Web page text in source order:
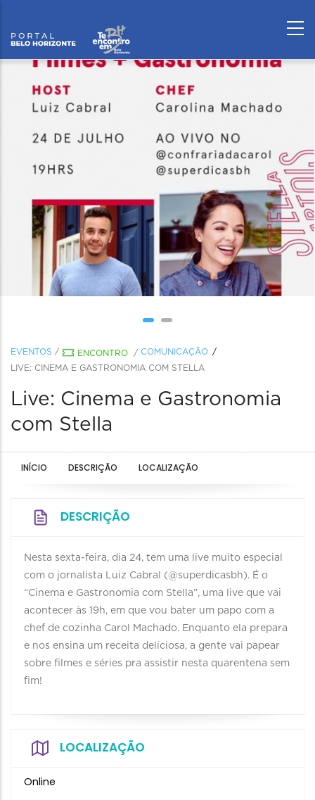
EVENTOS / ENCONTRO / COMUNICAÇÃO
LIVE: CINEMA E GASTRONOMIA COM STELLA
Live: Cinema e Gastronomia
com Stella
INÍCIO DESCRIÇÃO LOCALIZAÇÃO
DESCRIÇÃO
Nesta sexta-feira, dia 24, tem uma live muito especial
com o jornalista Luiz Cabral (@superdicasbh). É o
“Cinema e Gastronomia com Stella”, uma live que vai
acontecer às 19h, em que vou bater um papo com a
chef de cozinha Carol Machado. Enquanto ela prepara
e nos ensina um receita deliciosa, a gente vai papear
sobre filmes e séries pra assistir nesta quarentena sem
fim!
LOCALIZAÇÃO
Online